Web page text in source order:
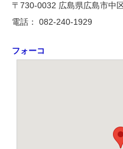
〒730-0032 広島県広島市中
電話： 082-240-1929
フォーコ